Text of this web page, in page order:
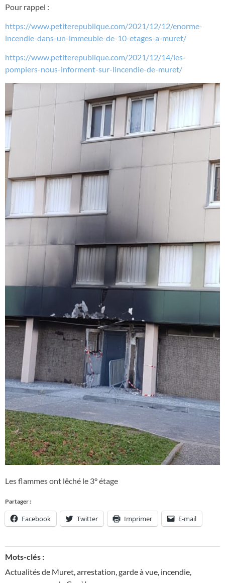
Pour rappel :
https://www.petiterepublique.com/2021/12/12/enorme-
incendie-dans-un-immeuble-de-10-etages-a-muret/
https://www.petiterepublique.com/2021/12/14/les-
pompiers-nous-informent-sur-lincendie-de-muret/
Les flammes ont lêché le 3° étage
Partager :
Facebook Twitter Imprimer E-mail
Mots-clés :
Actualités de Muret arrestation garde à vue incendie